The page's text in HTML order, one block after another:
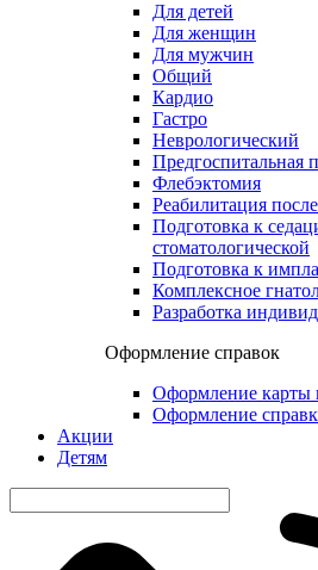
Для детей
Для женщин
Для мужчин
Общий
Кардио
Гастро
Неврологический
Предгоспитальная
Флебэктомия
Реабилитация
Подготовка к
стоматологической
Подготовка к
Комплексное
Разработка
Оформление справок
Оформление карты
Оформление
Акции
Детям